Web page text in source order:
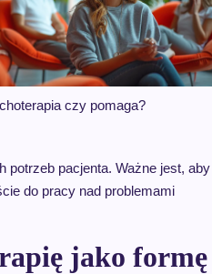
czy pomaga?
potrzeb pacjenta. Ważne jest, aby
do pracy nad problemami
jako formę